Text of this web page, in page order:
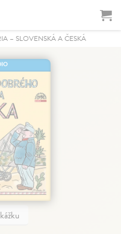
– SLOVENSKÁ A ČESKÁ